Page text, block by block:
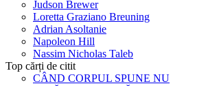
Judson Brewer
Loretta Graziano Breuning
Adrian Asoltanie
Napoleon Hill
Nassim Nicholas Taleb
Top cărți de citit
CÂND CORPUL SPUNE NU